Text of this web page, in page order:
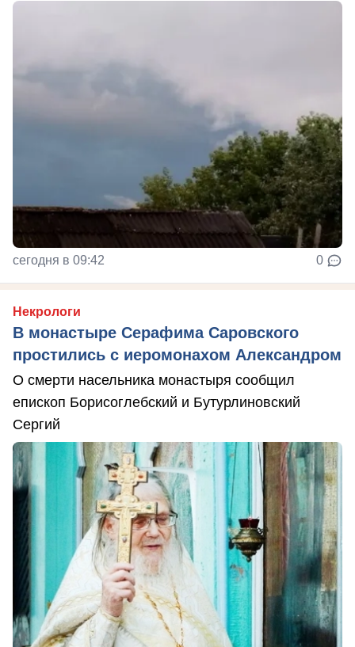
сегодня в 09:42 0
Некрологи
В монастыре Серафима Саровского
простились с иеромонахом Александром
О смерти насельника монастыря сообщил
епископ Борисоглебский и Бутурлиновский
Сергий